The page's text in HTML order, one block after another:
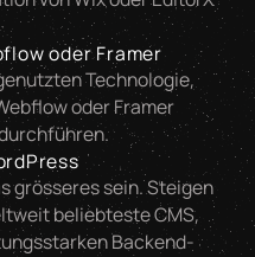
oder Framer
Technologie,
oder Framer
grösseres sein. Steigen
beliebteste CMS,
Backend-